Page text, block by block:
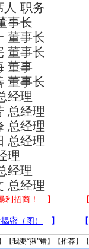
职务
事长
董事长
董事长
董事
董事长
经理
总经理
总经理
总经理
理
经理
经理
】【我要“揪”错】【推荐】